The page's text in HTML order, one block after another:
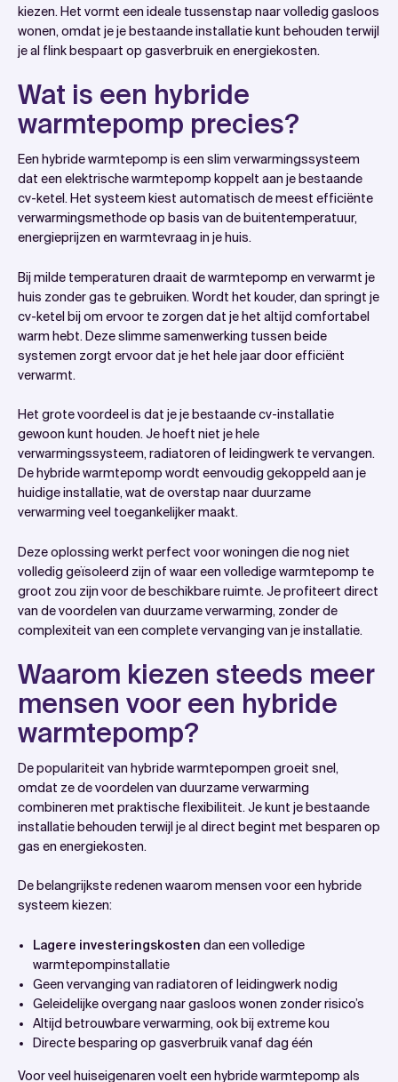
Hoeveel gas bespaar je met een hybride
warmtepomp?
Wat zijn de kosten van een hybride warmtepomp?
Hoe wij helpen met hybride warmtepompen
Veelgestelde vragen
kiezen. Het vormt een ideale tussenstap naar volledig gasloos
wonen, omdat je je bestaande installatie kunt behouden terwijl
je al flink bespaart op gasverbruik en energiekosten.
Wat is een hybride
warmtepomp precies?
Een hybride warmtepomp is een slim verwarmingssysteem
dat een elektrische warmtepomp koppelt aan je bestaande
cv-ketel. Het systeem kiest automatisch de meest efficiënte
verwarmingsmethode op basis van de buitentemperatuur,
energieprijzen en warmtevraag in je huis.
Bij milde temperaturen draait de warmtepomp en verwarmt je
huis zonder gas te gebruiken. Wordt het kouder, dan springt je
cv-ketel bij om ervoor te zorgen dat je het altijd comfortabel
warm hebt. Deze slimme samenwerking tussen beide
systemen zorgt ervoor dat je het hele jaar door efficiënt
verwarmt.
Het grote voordeel is dat je je bestaande cv-installatie
gewoon kunt houden. Je hoeft niet je hele
verwarmingssysteem, radiatoren of leidingwerk te vervangen.
De hybride warmtepomp wordt eenvoudig gekoppeld aan je
huidige installatie, wat de overstap naar duurzame
verwarming veel toegankelijker maakt.
Deze oplossing werkt perfect voor woningen die nog niet
volledig geïsoleerd zijn of waar een volledige warmtepomp te
groot zou zijn voor de beschikbare ruimte. Je profiteert direct
van de voordelen van duurzame verwarming, zonder de
complexiteit van een complete vervanging van je installatie.
Waarom kiezen steeds meer
mensen voor een hybride
warmtepomp?
De populariteit van hybride warmtepompen groeit snel,
omdat ze de voordelen van duurzame verwarming
combineren met praktische flexibiliteit. Je kunt je bestaande
installatie behouden terwijl je al direct begint met besparen op
gas en energiekosten.
De belangrijkste redenen waarom mensen voor een hybride
systeem kiezen:
Lagere investeringskosten dan een volledige
warmtepompinstallatie
Geen vervanging van radiatoren of leidingwerk nodig
Geleidelijke overgang naar gasloos wonen zonder risico’s
Altijd betrouwbare verwarming, ook bij extreme kou
Directe besparing op gasverbruik vanaf dag één
Voor veel huiseigenaren voelt een hybride warmtepomp als